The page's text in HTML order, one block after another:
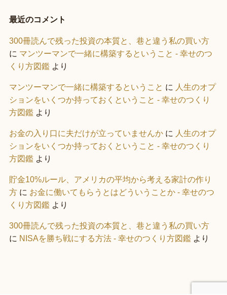
最近のコメント
300冊読んで残った投資の本質と、巷と違う私の買い方
に マンツーマンで一緒に構築するということ - 幸せのつ
くり方図鑑より
マンツーマンで一緒に構築するということ に 人生のオプ
ションをいくつか持っておくということ - 幸せのつくり
方図鑑より
お金の入り口に夫だけが立っていませんかに 人生のオプ
ションをいくつか持っておくということ - 幸せのつくり
方図鑑より
貯金10%ルール、アメリカの平均から考える家計の作り
方に お金に働いてもらうとはどういうことか - 幸せのつ
くり方図鑑より
300冊読んで残った投資の本質と、巷と違う私の買い方
に NISAを勝ち戦にする方法 - 幸せのつくり方図鑑より